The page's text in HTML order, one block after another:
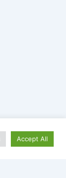
Accept All